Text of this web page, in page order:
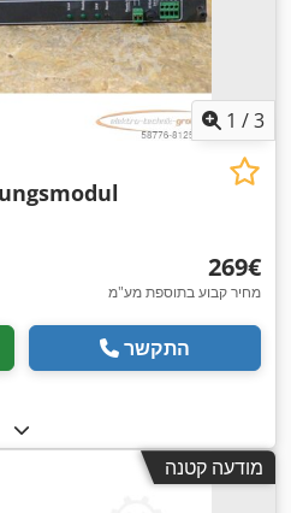
1 /3
‏269 ‏€
מחיר קבוע בתוספת מע"מ
התקשר
מודעה קטנה